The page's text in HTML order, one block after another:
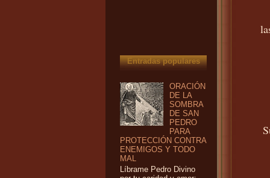
Entradas populares
ORACIÓN
DE LA
SOMBRA
DE SAN
PEDRO
PARA
PROTECCIÓN CONTRA
ENEMIGOS Y TODO
MAL
Líbrame Pedro Divino